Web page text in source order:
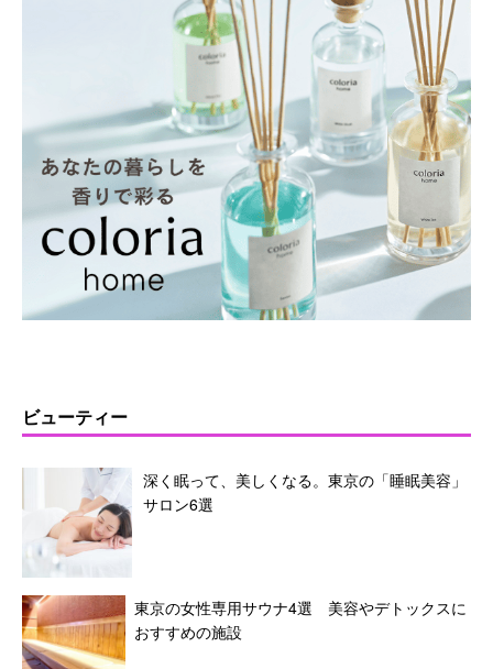
ビューティー
深く眠って、美しくなる。東京の「睡眠美容」
サロン6選
東京の女性専用サウナ4選 美容やデトックスに
おすすめの施設